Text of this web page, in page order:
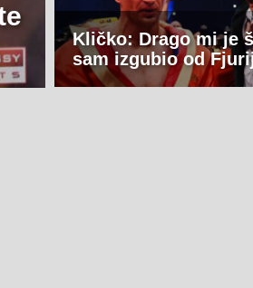
Kličko: Drago mi je
sam izgubio od